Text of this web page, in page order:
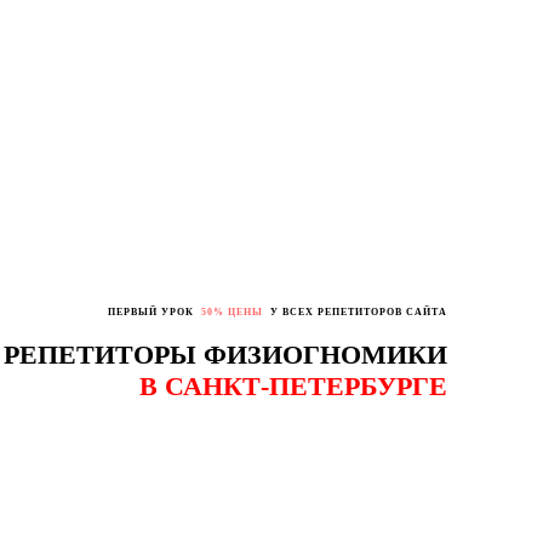
ПЕРВЫЙ УРОК 50% ЦЕНЫ У ВСЕХ РЕПЕТИТОРОВ САЙТА
РЕПЕТИТОРЫ ФИЗИОГНОМИКИ
В САНКТ-ПЕТЕРБУРГЕ